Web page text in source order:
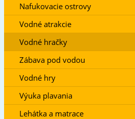
Nafukovacie ostrovy
Vodné atrakcie
Vodné hračky
Zábava pod vodou
Vodné hry
Výuka plavania
Lehátka a matrace